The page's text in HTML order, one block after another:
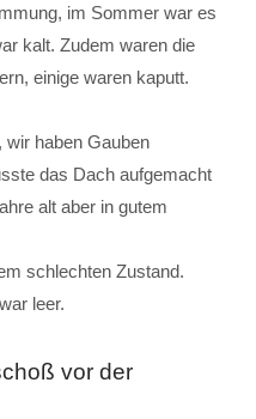
im Sommer war es
kalt. Zudem waren die
einige waren kaputt.
wir haben Gauben
das Dach aufgemacht
alt aber in gutem
schlechten Zustand.
leer.
vor der